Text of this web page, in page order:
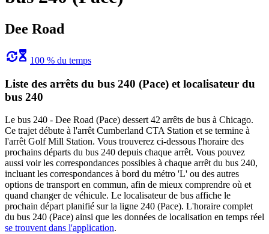
Dee Road
100 % du temps
Liste des arrêts du bus 240 (Pace) et localisateur du
bus 240
Le bus 240 - Dee Road (Pace) dessert 42 arrêts de bus à Chicago.
Ce trajet débute à l'arrêt Cumberland CTA Station et se termine à
l'arrêt Golf Mill Station. Vous trouverez ci-dessous l'horaire des
prochains départs du bus 240 depuis chaque arrêt. Vous pouvez
aussi voir les correspondances possibles à chaque arrêt du bus 240,
incluant les correspondances à bord du métro 'L' ou des autres
options de transport en commun, afin de mieux comprendre où et
quand changer de véhicule. Le localisateur de bus affiche le
prochain départ planifié sur la ligne 240 (Pace). L'horaire complet
du bus 240 (Pace) ainsi que les données de localisation en temps réel
se trouvent dans l'application.